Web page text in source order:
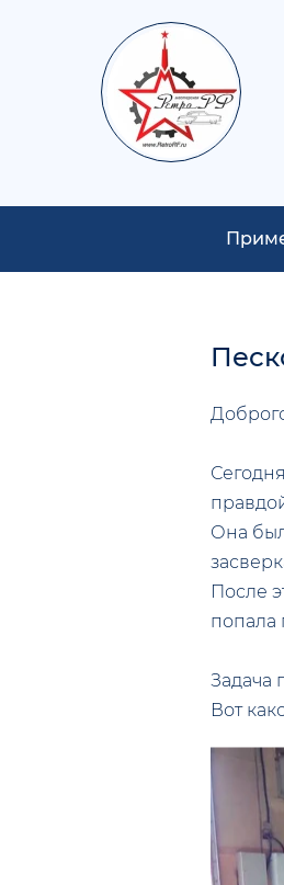
Она
После
попала
Задача
Вот